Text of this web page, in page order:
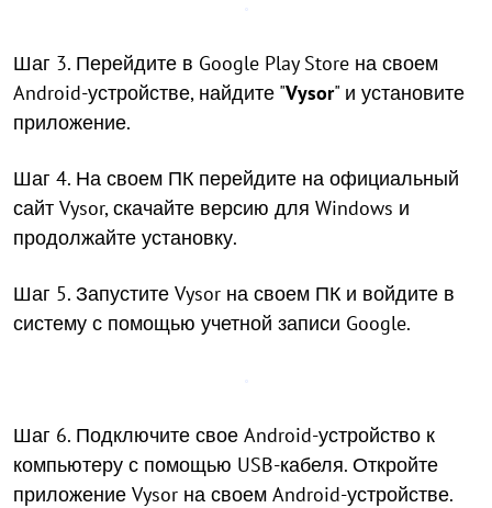
Шаг 3. Перейдите в Google Play Store на своем
Android-устройстве, найдите "Vysor" и установите
приложение.
Шаг 4. На своем ПК перейдите на официальный
сайт Vysor, скачайте версию для Windows и
продолжайте установку.
Шаг 5. Запустите Vysor на своем ПК и войдите в
систему с помощью учетной записи Google.
Шаг 6. Подключите свое Android-устройство к
компьютеру с помощью USB-кабеля. Откройте
приложение Vysor на своем Android-устройстве.